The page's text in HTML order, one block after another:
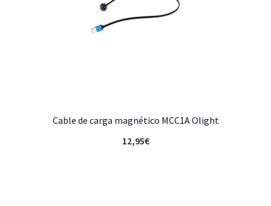
Cable de carga magnético MCC1A Olight
12,95€